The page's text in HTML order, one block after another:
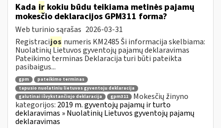
Kada ir kokiu būdu teikiama metinės pajamų
mokesčio deklaracijos GPM311 forma?
Web turinio sąrašas 2026-03-31
Registracijos numeris KM2485 Ši informacija skelbiama:
Nuolatinių Lietuvos gyventojų pajamų deklaravimas
Pateikimo terminas Deklaracija turi būti pateikta
pasibaigus...
gpm
pateikimo terminas
tapusio nuolatiniu lietuvos gyventoju deklaracija
galutinai išvykstančiojo deklaracija
gpm311
Mokesčių žinyno
kategorijos: 2019 m. gyventojų pajamų ir turto
deklaravimas » Nuolatinių Lietuvos gyventojų pajamų
deklaravimas